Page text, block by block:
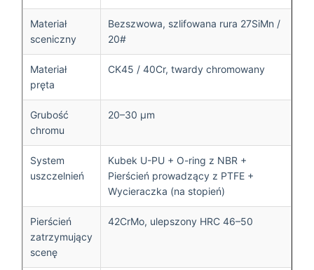
Materiał
sceniczny
Bezszwowa, szlifowana rura 27SiMn /
20#
Materiał
pręta
CK45 / 40Cr, twardy chromowany
Grubość
chromu
20–30 μm
System
uszczelnień
Kubek U-PU + O-ring z NBR +
Pierścień prowadzący z PTFE +
Wycieraczka (na stopień)
Pierścień
zatrzymujący
scenę
42CrMo, ulepszony HRC 46–50